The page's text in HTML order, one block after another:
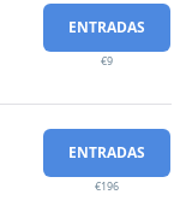
ENTRADAS
€9
ENTRADAS
€196